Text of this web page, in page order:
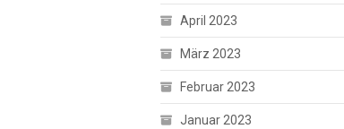
April 2023
März 2023
Februar 2023
Januar 2023